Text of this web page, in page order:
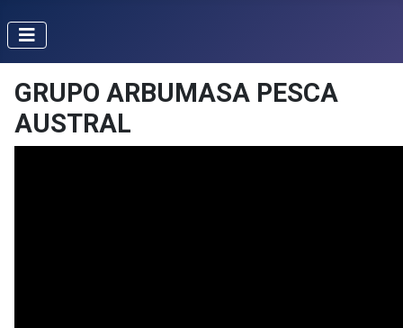
GRUPO ARBUMASA PESCA
AUSTRAL